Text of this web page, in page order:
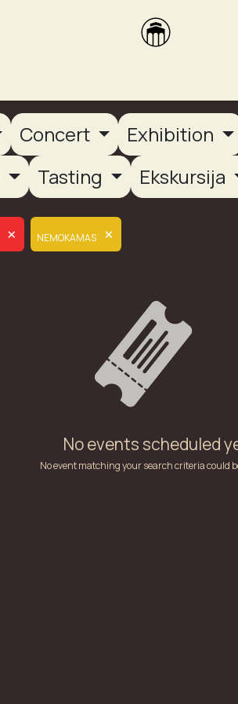
Concert Exhibition
Tasting Ekskursija
× NEMOKAMAS ×
No events scheduled
No event matching your search criteria could